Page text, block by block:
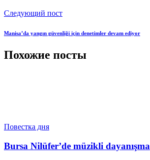
Следующий пост
Manisa’da yangın güvenliği için denetimler devam ediyor
Похожие посты
Повестка дня
Bursa Nilüfer’de müzikli dayanışma